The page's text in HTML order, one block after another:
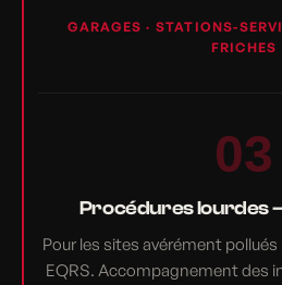
GARAGES · STATIONS-
FRICHES
03
Procédures lourdes
Pour les sites avérément
EQRS. Accompagnement des